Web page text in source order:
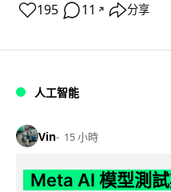
195 11 ↗ 分享
人工智能
Vin 15 小時
Meta AI 模型測